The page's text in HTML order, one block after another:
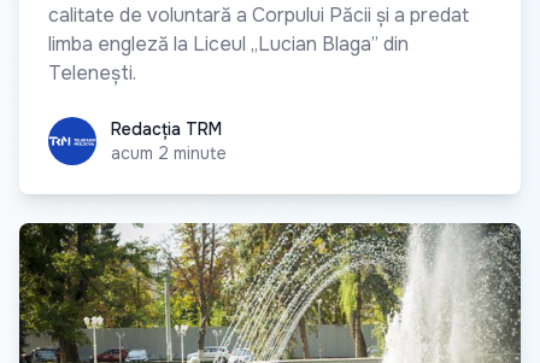
calitate de voluntară a Corpului Păcii și a predat
limba engleză la Liceul „Lucian Blaga” din
Telenești.
Redacția TRM
Redacția TRM
acum 2 minute